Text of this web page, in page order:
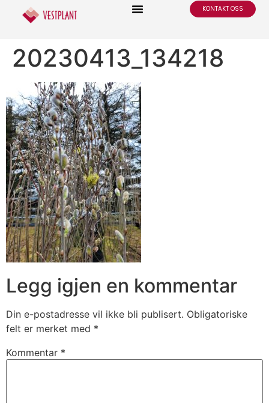
KONTAKT OSS
20230413_134218
Legg igjen en kommentar
Din e-postadresse vil ikke bli publisert. Obligatoriske
felt er merket med *
Kommentar *